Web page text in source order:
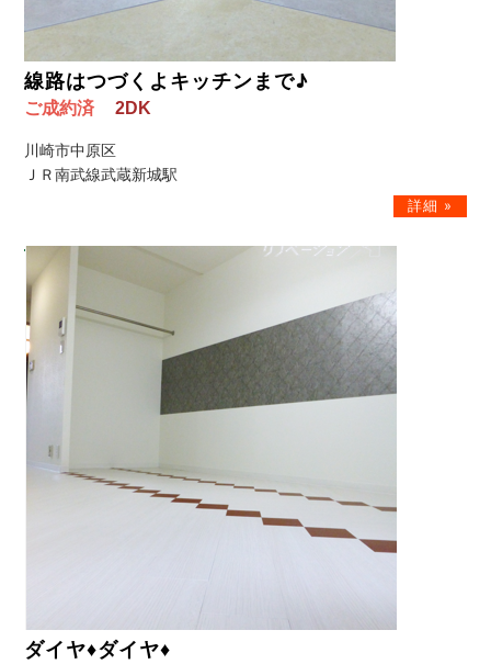
線路はつづくよキッチンまで♪
ご成約済 2DK
川崎市中原区
ＪＲ南武線武蔵新城駅
ダイヤ♦ダイヤ♦